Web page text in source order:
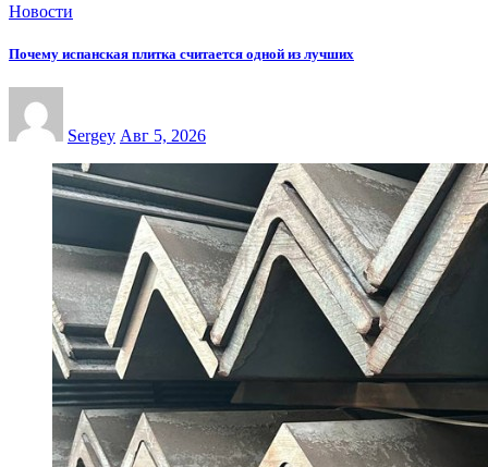
Новости
Почему испанская плитка считается одной из лучших
Sergey Авг 5, 2026